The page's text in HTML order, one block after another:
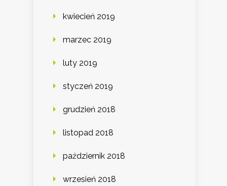
kwiecień 2019
marzec 2019
luty 2019
styczeń 2019
grudzień 2018
listopad 2018
październik 2018
wrzesień 2018